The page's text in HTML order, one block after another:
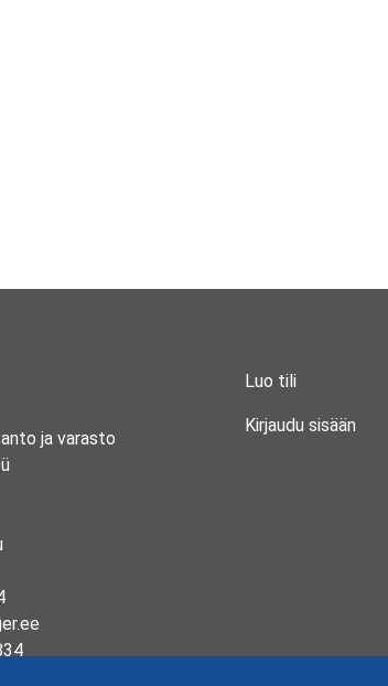
ja varasto
Luo tili
Kirjaudu sisään